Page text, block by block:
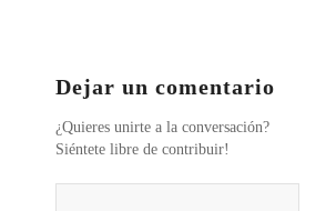
Dejar un comentario
¿Quieres unirte a la conversación?
Siéntete libre de contribuir!